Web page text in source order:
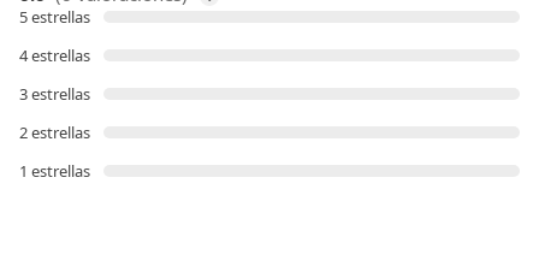
5 estrellas
4 estrellas
3 estrellas
2 estrellas
1 estrellas